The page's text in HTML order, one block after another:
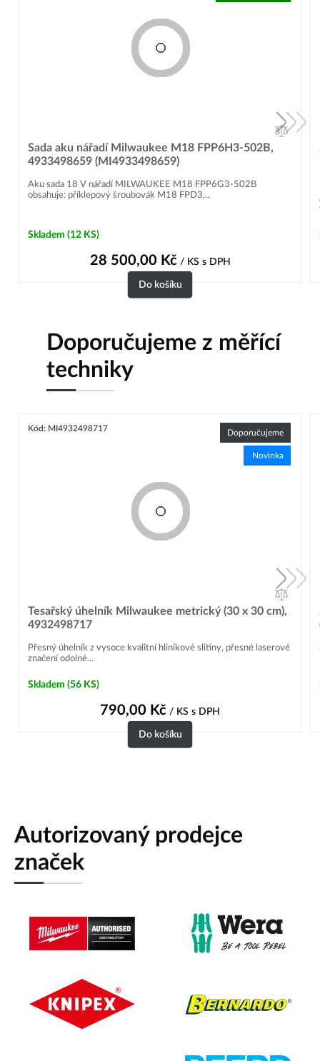
Sada aku nářadí Milwaukee M18 FPP6H3-502B,
4933498659 (MI4933498659)
Aku sada 18 V nářadí MILWAUKEE M18 FPP6G3-502B
obsahuje: příklepový šroubovák M18 FPD3...
Skladem (12 KS)
28 500,00 Kč/ KS s DPH
Do košíku
Doporučujeme z měřící
techniky
Kód: MI4932498717 Doporučujeme
Novinka
Tesařský úhelník Milwaukee metrický (30 x 30 cm),
4932498717
Přesný úhelník z vysoce kvalitní hliníkové slitiny, přesné laserové
značení odolné...
Skladem (56 KS)
790,00 Kč / KS s DPH
Do košíku
Autorizovaný prodejce
značek